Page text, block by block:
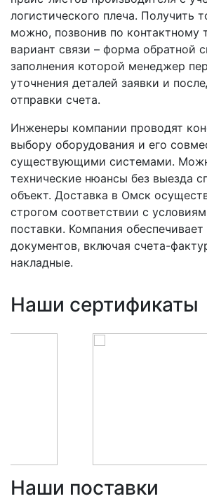
логистического плеча. Получить
можно, позвонив по контактному
вариант связи – форма обратной
заполнения которой менеджер
уточнения деталей заявки и
отправки счета.
Инженеры компании проводят
выбору оборудования и его
существующими системами.
технические нюансы без выезда
объект. Доставка в Омск
строгом соответствии с
поставки. Компания
документов, включая счета-
накладные.
Наши сертификаты
Наши поставки